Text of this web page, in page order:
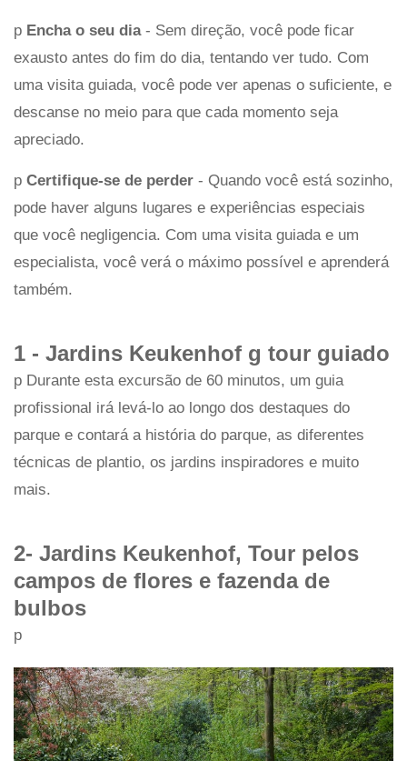
p Encha o seu dia - Sem direção, você pode ficar
exausto antes do fim do dia, tentando ver tudo. Com
uma visita guiada, você pode ver apenas o suficiente, e
descanse no meio para que cada momento seja
apreciado.
p Certifique-se de perder - Quando você está sozinho,
pode haver alguns lugares e experiências especiais
que você negligencia. Com uma visita guiada e um
especialista, você verá o máximo possível e aprenderá
também.
1 - Jardins Keukenhof g tour guiado
p Durante esta excursão de 60 minutos, um guia
profissional irá levá-lo ao longo dos destaques do
parque e contará a história do parque, as diferentes
técnicas de plantio, os jardins inspiradores e muito
mais.
2- Jardins Keukenhof, Tour pelos
campos de flores e fazenda de
bulbos
p